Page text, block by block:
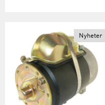
Nyheter